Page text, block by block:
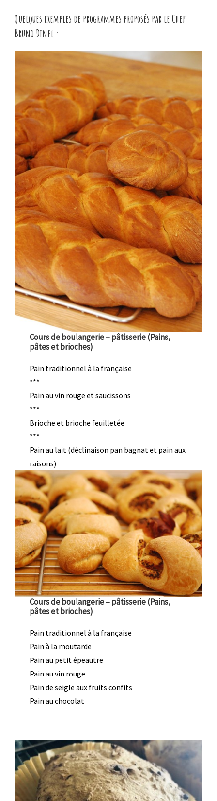
Quelques exemples de programmes proposés par le Chef
Bruno Dinel :
Cours de boulangerie – pâtisserie (Pains,
pâtes et brioches)
Pain traditionnel à la française
***
Pain au vin rouge et saucissons
***
Brioche et brioche feuilletée
***
Pain au lait (déclinaison pan bagnat et pain aux
raisons)
Cours de boulangerie – pâtisserie (Pains,
pâtes et brioches)
Pain traditionnel à la française
Pain à la moutarde
Pain au petit épeautre
Pain au vin rouge
Pain de seigle aux fruits confits
Pain au chocolat